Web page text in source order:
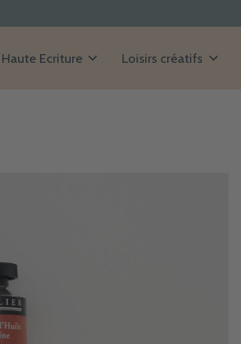
Haute Ecriture Loisirs créatifs